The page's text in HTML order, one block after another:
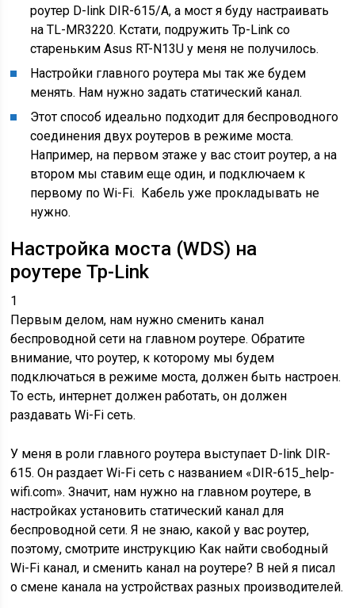
роутер D-link DIR-615/A, а мост я буду настраивать
на TL-MR3220. Кстати, подружить Tp-Link со
стареньким Asus RT-N13U у меня не получилось.
Настройки главного роутера мы так же будем
менять. Нам нужно задать статический канал.
Этот способ идеально подходит для беспроводного
соединения двух роутеров в режиме моста.
Например, на первом этаже у вас стоит роутер, а на
втором мы ставим еще один, и подключаем к
первому по Wi-Fi. Кабель уже прокладывать не
нужно.
Настройка моста (WDS) на
роутере Tp-Link
1
Первым делом, нам нужно сменить канал
беспроводной сети на главном роутере. Обратите
внимание, что роутер, к которому мы будем
подключаться в режиме моста, должен быть настроен.
То есть, интернет должен работать, он должен
раздавать Wi-Fi сеть.
У меня в роли главного роутера выступает D-link DIR-
615. Он раздает Wi-Fi сеть с названием «DIR-615_help-
wifi.com». Значит, нам нужно на главном роутере, в
настройках установить статический канал для
беспроводной сети. Я не знаю, какой у вас роутер,
поэтому, смотрите инструкцию Как найти свободный
Wi-Fi канал, и сменить канал на роутере? В ней я писал
о смене канала на устройствах разных производителей.